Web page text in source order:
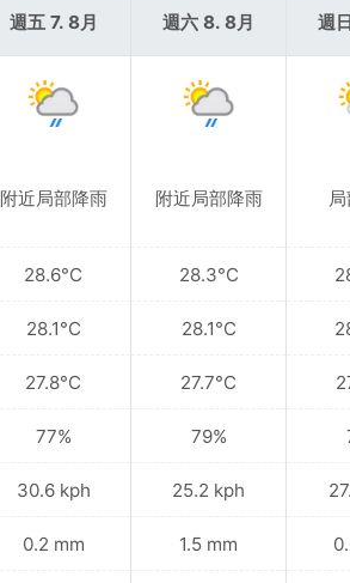
週五 7. 8月
附近局部降雨
28.6°C
28.1°C
27.8°C
77%
30.6 kph
0.2 mm
週六 8. 8月
附近局部降雨
28.3°C
28.1°C
27.7°C
79%
25.2 kph
1.5 mm
週